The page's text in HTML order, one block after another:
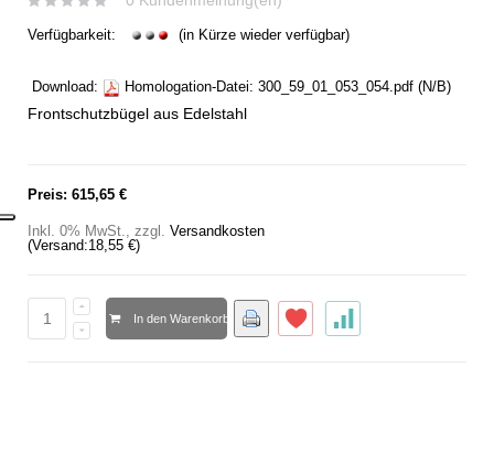
Verfügbarkeit: (in Kürze wieder verfügbar)
Download: Homologation-Datei: 300_59_01_053_054.pdf (N/B)
Frontschutzbügel aus Edelstahl
Preis: 615,65 €
Inkl. 0% MwSt., zzgl. Versandkosten
(Versand:18,55 €)
In den Warenkorb